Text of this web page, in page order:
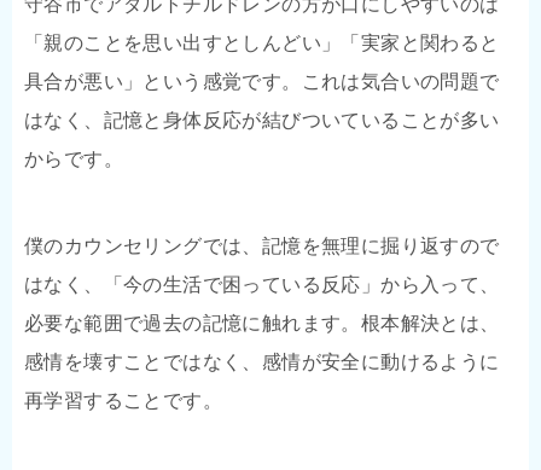
「親のことを思い出すとしんどい」「実家と関わると
具合が悪い」という感覚です。これは気合いの問題で
はなく、記憶と身体反応が結びついていることが多い
からです。
僕のカウンセリングでは、記憶を無理に掘り返すので
はなく、「今の生活で困っている反応」から入って、
必要な範囲で過去の記憶に触れます。根本解決とは、
感情を壊すことではなく、感情が安全に動けるように
再学習することです。